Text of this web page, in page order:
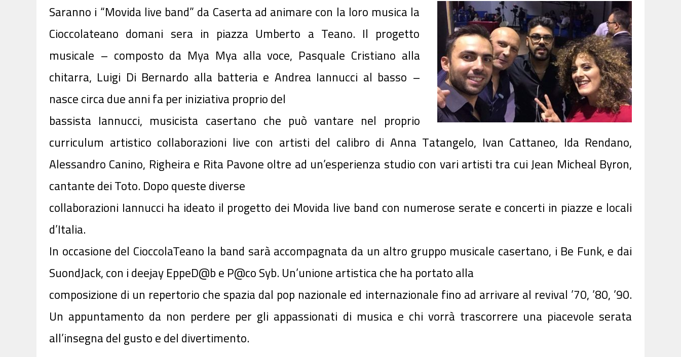
Saranno i “Movida live band” da Caserta ad animare con la loro musica la
Cioccolateano domani sera in piazza Umberto a Teano. Il progetto
musicale – composto da Mya Mya alla voce, Pasquale Cristiano alla
chitarra, Luigi Di Bernardo alla batteria e Andrea Iannucci al basso –
nasce circa due anni fa per iniziativa proprio del
bassista Iannucci, musicista casertano che può vantare nel proprio
curriculum artistico collaborazioni live con artisti del calibro di Anna Tatangelo, Ivan Cattaneo, Ida Rendano,
Alessandro Canino, Righeira e Rita Pavone oltre ad un’esperienza studio con vari artisti tra cui Jean Micheal Byron,
cantante dei Toto. Dopo queste diverse
collaborazioni Iannucci ha ideato il progetto dei Movida live band con numerose serate e concerti in piazze e locali
d’Italia.
In occasione del CioccolaTeano la band sarà accompagnata da un altro gruppo musicale casertano, i Be Funk, e dai
SuondJack, con i deejay EppeD@b e P@co Syb. Un’unione artistica che ha portato alla
composizione di un repertorio che spazia dal pop nazionale ed internazionale fino ad arrivare al revival ’70, ’80, ’90.
Un appuntamento da non perdere per gli appassionati di musica e chi vorrà trascorrere una piacevole serata
all’insegna del gusto e del divertimento.